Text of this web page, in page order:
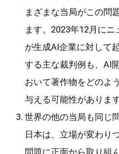
まざまな当局がこの問
ます。2023年12月に
が生成AI企業に対して
する主な裁判例も、AI
おいて著作物をどのよ
与える可能性があります
世界の他の当局も同じ
日本は、立場が変わり
問題に正面から取り組